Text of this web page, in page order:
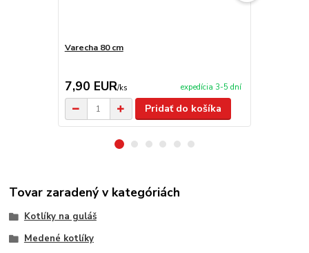
Varecha 80 cm
7,90 EUR/ks expedícia 3-5 dní
Pridať do košíka
Tovar zaradený v kategóriách
Kotlíky na guláš
Medené kotlíky